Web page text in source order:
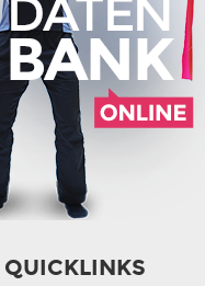
QUICKLINKS